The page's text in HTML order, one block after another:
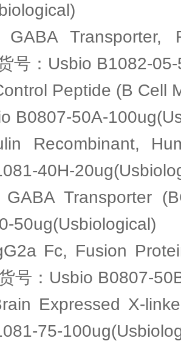
GABA Transporter,
号：Usbio B1082-
Peptide (B Cell
B0807-50A-
Recombinant,
40H-
GABA Transporter
50ug(Usbiological)
Fc, Fusion
号：Usbio B0807-
Expressed X-
75-